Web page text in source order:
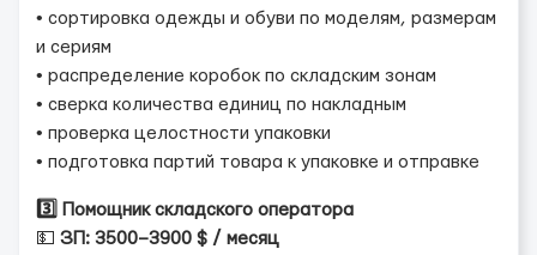
• сортировка одежды и обуви по моделям, размерам
и сериям
• распределение коробок по складским зонам
• сверка количества единиц по накладным
• проверка целостности упаковки
• подготовка партий товара к упаковке и отправке
3️⃣ Помощник складского оператора
💵 ЗП: 3500–3900 $ / месяц